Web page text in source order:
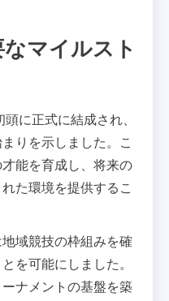
マイルスト
に正式に結成され、
りを示しました。こ
能を育成し、将来の
た環境を提供するこ
域競技の枠組みを確
を可能にしました。
ナメントの基盤を築